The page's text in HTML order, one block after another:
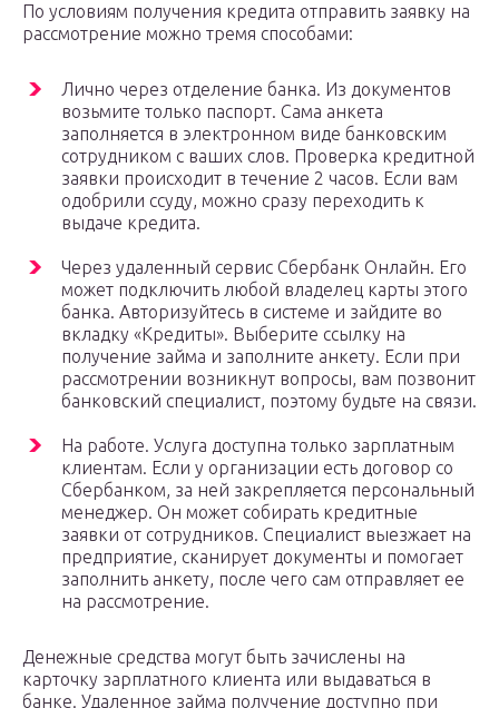
По условиям получения кредита отправить заявку на
рассмотрение можно тремя способами:
Лично через отделение банка. Из документов
возьмите только паспорт. Сама анкета
заполняется в электронном виде банковским
сотрудником с ваших слов. Проверка кредитной
заявки происходит в течение 2 часов. Если вам
одобрили ссуду, можно сразу переходить к
выдаче кредита.
Через удаленный сервис Сбербанк Онлайн. Его
может подключить любой владелец карты этого
банка. Авторизуйтесь в системе и зайдите во
вкладку «Кредиты». Выберите ссылку на
получение займа и заполните анкету. Если при
рассмотрении возникнут вопросы, вам позвонит
банковский специалист, поэтому будьте на связи.
На работе. Услуга доступна только зарплатным
клиентам. Если у организации есть договор со
Сбербанком, за ней закрепляется персональный
менеджер. Он может собирать кредитные
заявки от сотрудников. Специалист выезжает на
предприятие, сканирует документы и помогает
заполнить анкету, после чего сам отправляет ее
на рассмотрение.
Денежные средства могут быть зачислены на
карточку зарплатного клиента или выдаваться в
банке. Удаленное займа получение доступно при